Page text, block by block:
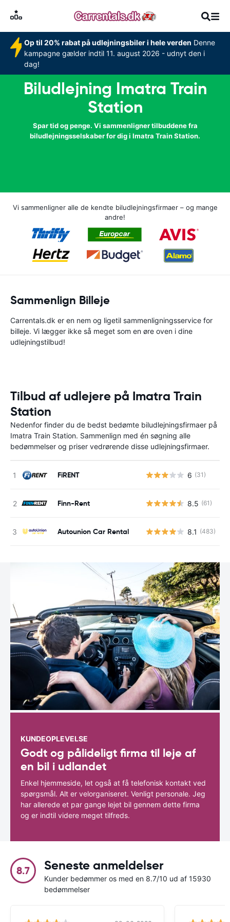
Op til 20% rabat på udlejningsbiler i hele verden Denne
kampagne gælder indtil 11. august 2026 - udnyt den i
dag!
Biludlejning Imatra Train
Station
Spar tid og penge. Vi sammenligner tilbuddene fra
biludlejningsselskaber for dig i Imatra Train Station.
Vi sammenligner alle de kendte biludlejningsfirmaer – og mange
andre!
Sammenlign Billeje
Carrentals.dk er en nem og ligetil sammenligningsservice for
billeje. Vi lægger ikke så meget som en øre oven i dine
udlejningstilbud!
Tilbud af udlejere på Imatra Train
Station
Nedenfor finder du de bedst bedømte biludlejningsfirmaer på
Imatra Train Station. Sammenlign med én søgning alle
bedømmelser og priser vedrørende disse udlejningsfirmaer.
FiRENT 6 (31)
Finn-Rent 8.5 (61)
Autounion Car Rental 8.1 (483)
KUNDEOPLEVELSE
Godt og pålideligt firma til leje af
en bil i udlandet
Enkel hjemmeside, let også at få telefonisk kontakt ved
spørgsmål. Alt er velorganiseret. Venligt personale. Jeg
har allerede et par gange lejet bil gennem dette firma
og er indtil videre meget tilfreds.
8.7 Seneste anmeldelser
Kunder bedømmer os med en 8.7/10 ud af 15930
bedømmelser